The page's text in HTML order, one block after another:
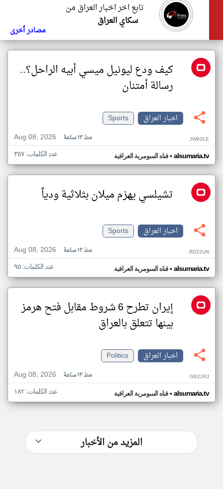
تابع اخر اخبار العراق من
سكاي العراق
مصادر أخرى
كيف ودع ليونيل ميسي أبيه الراحل؟..
رسالة أمتنان
اخبار العراق
Sports
Aug 08, 2026
منذ ١٣ ساعة JW93LE
قناه السومرية العراقية• alsumaria.tv عدد الكلمات: ٣٥٧
تشيلسي يهزم ميلان بثلاثية ودياً
اخبار العراق
Sports
Aug 08, 2026
منذ ١٣ ساعة RD22UN
قناه السومرية العراقية• alsumaria.tv عدد الكلمات: ٩٥
إيران تطرح 6 شروط مقابل فتح هرمز
بينها تتعلق بالعراق
اخبار العراق
Politics
Aug 08, 2026
منذ ١٣ ساعة GB22RJ
قناه السومرية العراقية• alsumaria.tv عدد الكلمات: ١٨٢
المزيد من الأخبار